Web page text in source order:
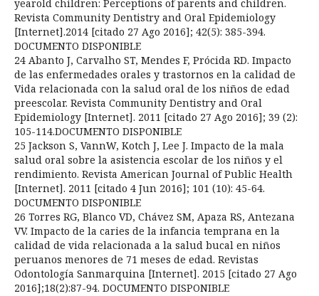
yearold children: Perceptions of parents and children.
Revista Community Dentistry and Oral Epidemiology
[Internet].2014 [citado 27 Ago 2016]; 42(5): 385-394.
DOCUMENTO DISPONIBLE
24 Abanto J, Carvalho ST, Mendes F, Prócida RD. Impacto
de las enfermedades orales y trastornos en la calidad de
Vida relacionada con la salud oral de los niños de edad
preescolar. Revista Community Dentistry and Oral
Epidemiology [Internet]. 2011 [citado 27 Ago 2016]; 39 (2):
105-114.DOCUMENTO DISPONIBLE
25 Jackson S, VannW, Kotch J, Lee J. Impacto de la mala
salud oral sobre la asistencia escolar de los niños y el
rendimiento. Revista American Journal of Public Health
[Internet]. 2011 [citado 4 Jun 2016]; 101 (10): 45-64.
DOCUMENTO DISPONIBLE
26 Torres RG, Blanco VD, Chávez SM, Apaza RS, Antezana
VV. Impacto de la caries de la infancia temprana en la
calidad de vida relacionada a la salud bucal en niños
peruanos menores de 71 meses de edad. Revistas
Odontología Sanmarquina [Internet]. 2015 [citado 27 Ago
2016];18(2):87-94. DOCUMENTO DISPONIBLE